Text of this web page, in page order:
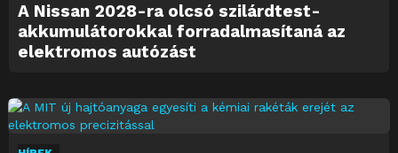
A Nissan 2028-ra olcsó szilárdtest-
akkumulátorokkal forradalmasítaná az
elektromos autózást